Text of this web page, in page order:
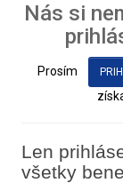
Nás si
Prosím
Len
všetky